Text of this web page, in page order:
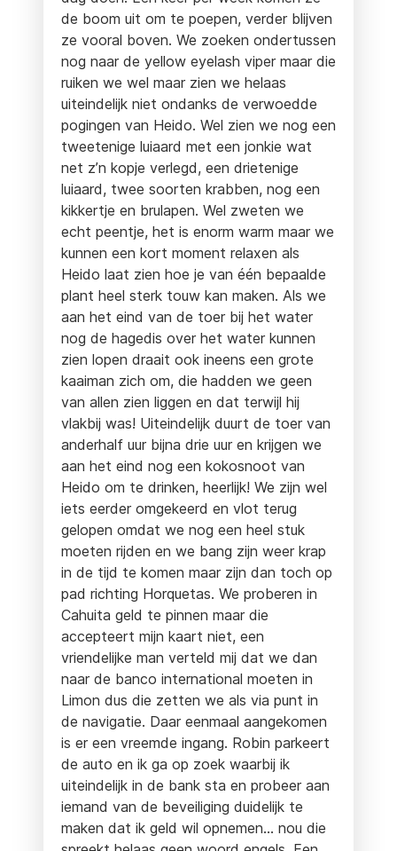
de boom uit om te poepen, verder blijven
ze vooral boven. We zoeken ondertussen
nog naar de yellow eyelash viper maar die
ruiken we wel maar zien we helaas
uiteindelijk niet ondanks de verwoedde
pogingen van Heido. Wel zien we nog een
tweetenige luiaard met een jonkie wat
net z’n kopje verlegd, een drietenige
luiaard, twee soorten krabben, nog een
kikkertje en brulapen. Wel zweten we
echt peentje, het is enorm warm maar we
kunnen een kort moment relaxen als
Heido laat zien hoe je van één bepaalde
plant heel sterk touw kan maken. Als we
aan het eind van de toer bij het water
nog de hagedis over het water kunnen
zien lopen draait ook ineens een grote
kaaiman zich om, die hadden we geen
van allen zien liggen en dat terwijl hij
vlakbij was! Uiteindelijk duurt de toer van
anderhalf uur bijna drie uur en krijgen we
aan het eind nog een kokosnoot van
Heido om te drinken, heerlijk! We zijn wel
iets eerder omgekeerd en vlot terug
gelopen omdat we nog een heel stuk
moeten rijden en we bang zijn weer krap
in de tijd te komen maar zijn dan toch op
pad richting Horquetas. We proberen in
Cahuita geld te pinnen maar die
accepteert mijn kaart niet, een
vriendelijke man verteld mij dat we dan
naar de banco international moeten in
Limon dus die zetten we als via punt in
de navigatie. Daar eenmaal aangekomen
is er een vreemde ingang. Robin parkeert
de auto en ik ga op zoek waarbij ik
uiteindelijk in de bank sta en probeer aan
iemand van de beveiliging duidelijk te
maken dat ik geld wil opnemen… nou die